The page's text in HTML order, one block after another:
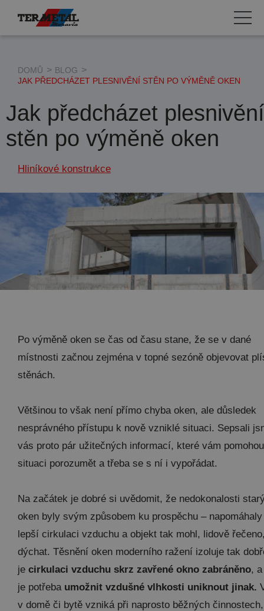
Hliníkové konstrukce
Požární uzávěry
DOMŮ
BLOG
JAK PŘEDCHÁZET PLESNIVĚNÍ STĚN PO VÝMĚNĚ OKEN
Jak předcházet plesnivění
stěn po výměně oken
Hliníkové konstrukce
Po výměně oken se čas od času stane, že se v dané
místnosti začnou zejména v topné sezóně objevovat
stěnách.
Většinou to však není přímo chyba oken, ale důsledek
nesprávného přístupu k nově vzniklé situaci. Sepsali
vás proto pár užitečných informací, které vám pomohou
situaci porozumět a třeba se s ní i vypořádat.
Na začátek je dobré si uvědomit, že nedokonalosti
oken byly svým způsobem ku prospěchu –
lepší cirkulaci vzduchu a objekt tak mohl, lidově
dýchat. Těsnění oken moderního ražení izoluje tak
je cirkulaci vzduchu skrz zavřené okno zabráněno,
je potřeba umožnit vzdušné vlhkosti uniknout jinak.
v domě či bytě vzniká při naprosto běžných